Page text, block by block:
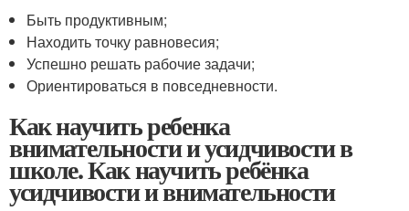
Быть продуктивным;
Находить точку равновесия;
Успешно решать рабочие задачи;
Ориентироваться в повседневности.
Как научить ребенка
внимательности и усидчивости в
школе. Как научить ребёнка
усидчивости и внимательности